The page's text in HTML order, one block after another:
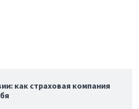
как страховая компания